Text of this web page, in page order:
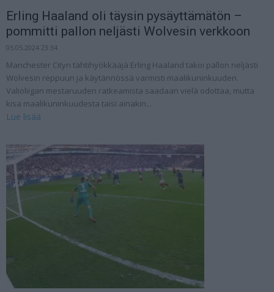
Erling Haaland oli täysin pysäyttämätön –
pommitti pallon neljästi Wolvesin verkkoon
05.05.2024 23:34
Manchester Cityn tähtihyökkääjä Erling Haaland takoi pallon neljästi
Wolvesin reppuun ja käytännössä varmisti maalikuninkuuden.
Valioliigan mestaruuden ratkeamista saadaan vielä odottaa, mutta
kisa maalikuninkuudesta taisi ainakin...
Lue lisää